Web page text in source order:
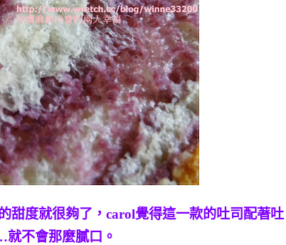
甜度就很夠了，carol覺得這一款的吐司配著吐
不會那麼膩口。